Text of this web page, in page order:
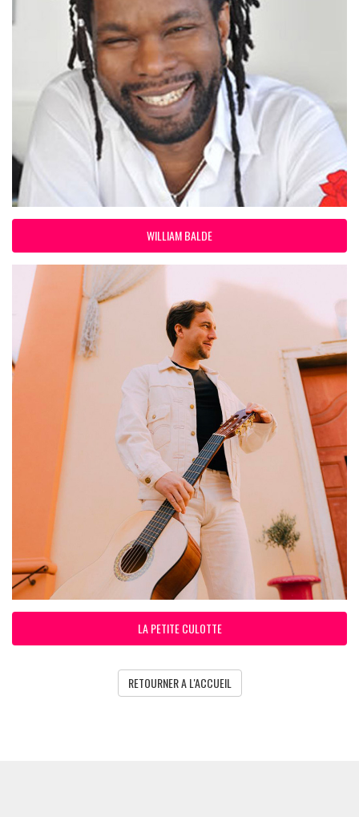
WILLIAM BALDE
LA PETITE CULOTTE
RETOURNER A L'ACCUEIL